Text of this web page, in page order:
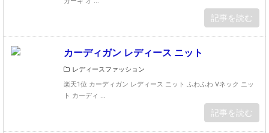
記事を読む
カーディガン レディース ニット
レディースファッション
楽天1位 カーディガン レディース ニット ふわふわ Vネック ニッ
ト カーディ ...
記事を読む